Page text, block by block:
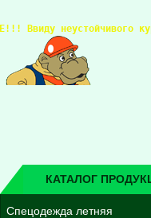
Ввиду неустойчивого
КАТАЛОГ
Спецодежда летняя